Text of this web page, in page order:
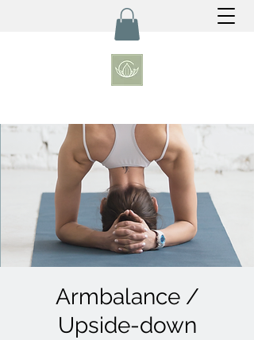
Armbalance /
Upside-down